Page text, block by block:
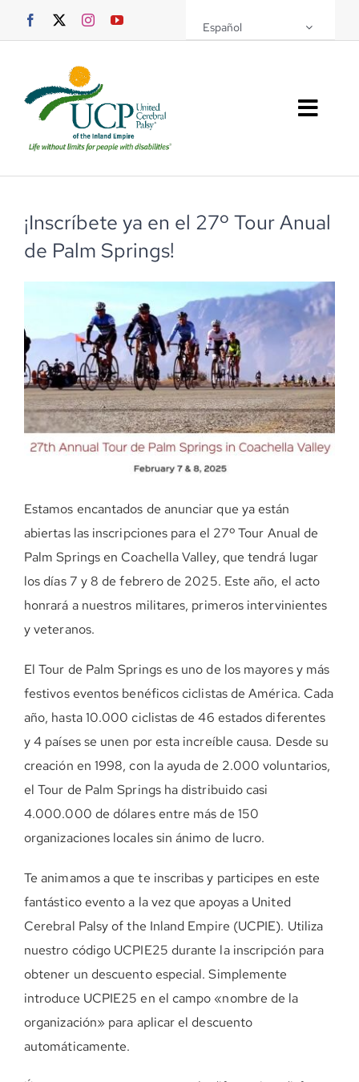
Saltar
Español
Eventos
Recursos
DONE AHORA
¡Inscríbete ya en el 27º Tour Anual
de Palm Springs!
Estamos encantados de anunciar que ya están
abiertas las inscripciones para el 27º Tour Anual de
Palm Springs en Coachella Valley, que tendrá lugar
los días 7 y 8 de febrero de 2025. Este año, el acto
honrará a nuestros militares, primeros intervinientes
y veteranos.
El Tour de Palm Springs es uno de los mayores y más
festivos eventos benéficos ciclistas de América. Cada
año, hasta 10.000 ciclistas de 46 estados diferentes
y 4 países se unen por esta increíble causa. Desde su
creación en 1998, con la ayuda de 2.000 voluntarios,
el Tour de Palm Springs ha distribuido casi
4.000.000 de dólares entre más de 150
organizaciones locales sin ánimo de lucro.
Te animamos a que te inscribas y participes en este
fantástico evento a la vez que apoyas a United
Cerebral Palsy of the Inland Empire (UCPIE). Utiliza
nuestro código UCPIE25 durante la inscripción para
obtener un descuento especial. Simplemente
introduce UCPIE25 en el campo «nombre de la
organización» para aplicar el descuento
automáticamente.